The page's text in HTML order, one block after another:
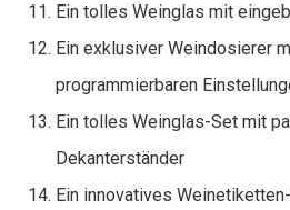
Ein tolles Weinglas mit
Ein exklusiver Weindosierer
programmierbaren
Ein tolles Weinglas-Set mit
Dekanterständer
Ein innovatives